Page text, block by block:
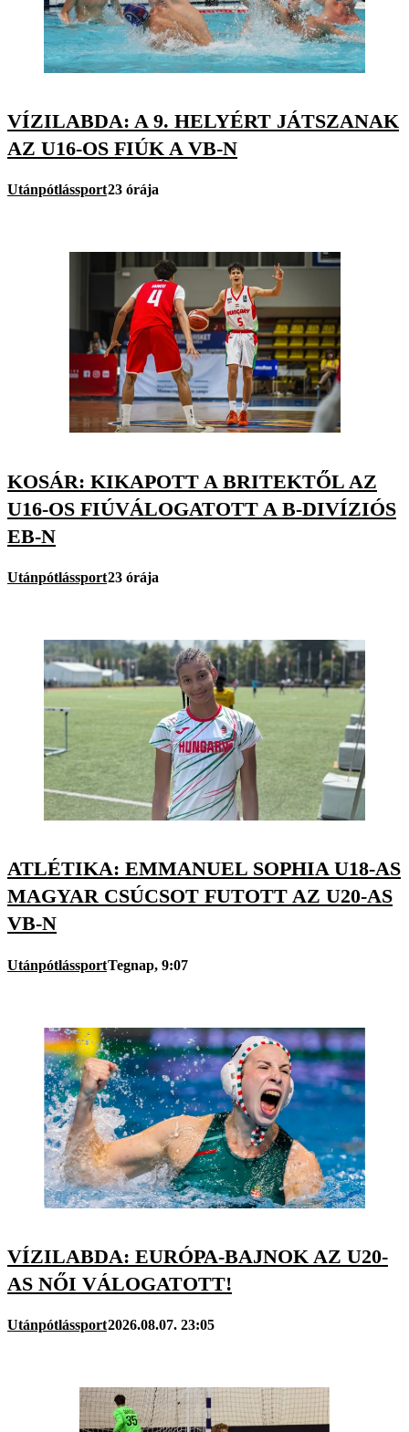
VÍZILABDA: A 9. HELYÉRT JÁTSZANAK
AZ U16-OS FIÚK A VB-N
Utánpótlássport23 órája
KOSÁR: KIKAPOTT A BRITEKTŐL AZ
U16-OS FIÚVÁLOGATOTT A B-DIVÍZIÓS
EB-N
Utánpótlássport23 órája
ATLÉTIKA: EMMANUEL SOPHIA U18-AS
MAGYAR CSÚCSOT FUTOTT AZ U20-AS
VB-N
UtánpótlássportTegnap, 9:07
VÍZILABDA: EURÓPA-BAJNOK AZ U20-
AS NŐI VÁLOGATOTT!
Utánpótlássport2026.08.07. 23:05